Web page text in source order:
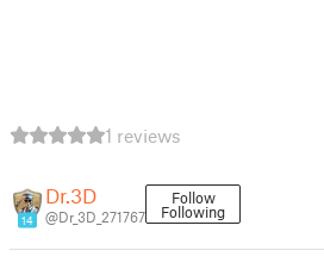
1 reviews
14
Dr.3D
@Dr_3D_271767
Follow
Following